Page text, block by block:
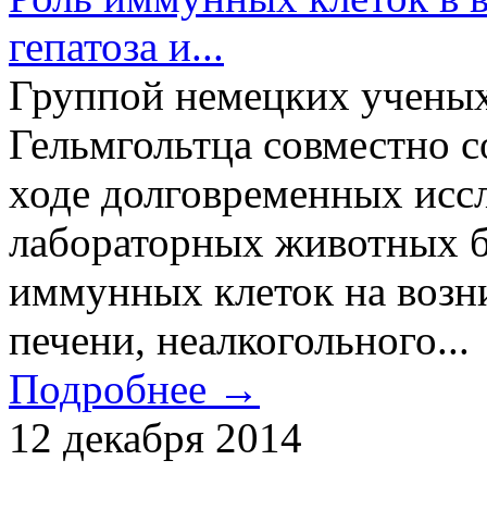
гепатоза и...
Группой немецких
Гельмгольтца совместно
ходе долговременных
лабораторных животных
иммунных клеток на
печени, неалкогольного...
Подробнее →
12 декабря 2014